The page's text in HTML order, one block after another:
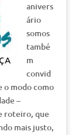
anivers
ário
somos
també
m
convid
modo como
–
roteiro, que
mais justo,